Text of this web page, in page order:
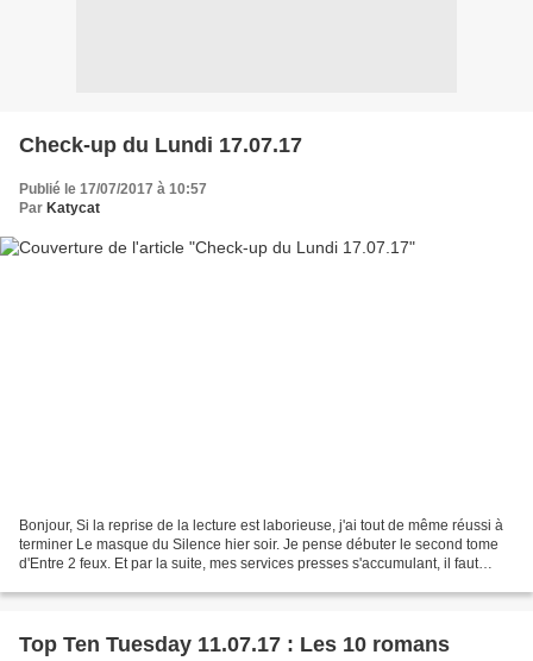
Check-up du Lundi 17.07.17
Publié le 17/07/2017 à 10:57
Par Katycat
Bonjour, Si la reprise de la lecture est laborieuse, j'ai tout de même réussi à
terminer Le masque du Silence hier soir. Je pense débuter le second tome
d'Entre 2 feux. Et par la suite, mes services presses s'accumulant, il faut
Top Ten Tuesday 11.07.17 : Les 10 romans